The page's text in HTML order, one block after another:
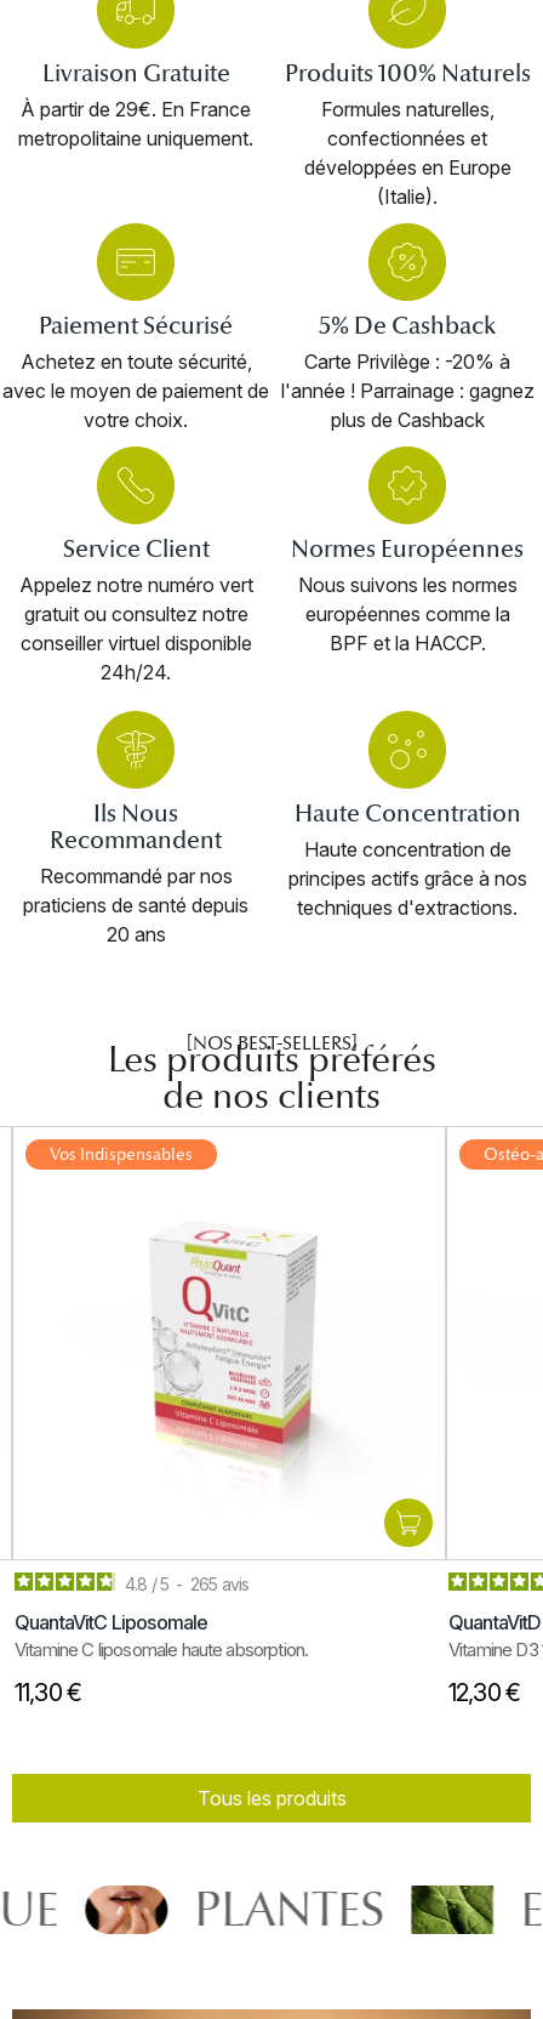
Livraison Gratuite
À partir de 29€. En France
metropolitaine uniquement.
Produits 100% Naturels
Formules naturelles,
confectionnées et
développées en Europe
(Italie).
Paiement Sécurisé
Achetez en toute sécurité,
avec le moyen de paiement de
votre choix.
5% De Cashback
Carte Privilège : -20% à
l'année ! Parrainage : gagnez
plus de Cashback
Service Client
Appelez notre numéro vert
gratuit ou consultez notre
conseiller virtuel disponible
24h/24.
Normes Européennes
Nous suivons les normes
européennes comme la
BPF et la HACCP.
Ils Nous
Recommandent
Recommandé par nos
praticiens de santé depuis
20 ans
Haute Concentration
Haute concentration de
principes actifs grâce à nos
techniques d'extractions.
[NOS BEST-SELLERS]
Les produits préférés
de nos clients
Vos Indispensables
4.8 /5 - 265 avis
QuantaVitC Liposomale
Vitamine C liposomale haute absorption.
11,30 €
Ostéo-
Vitamine
12,30 €
Tous les produits
PLANTES